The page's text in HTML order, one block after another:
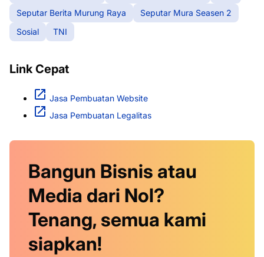
Seputar Berita Murung Raya
Seputar Mura Seasen 2
Sosial
TNI
Link Cepat
Jasa Pembuatan Website
Jasa Pembuatan Legalitas
Bangun Bisnis atau
Media dari Nol?
Tenang, semua kami
siapkan!